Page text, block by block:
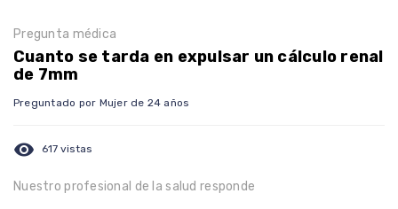
Pregunta médica
Cuanto se tarda en expulsar un cálculo renal
de 7mm
Preguntado por Mujer de 24 años
visibility 617 vistas
Nuestro profesional de la salud responde